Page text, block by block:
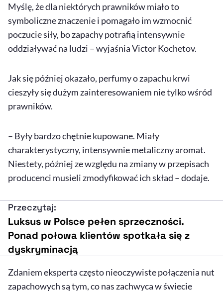
Myślę, że dla niektórych prawników miało to
symboliczne znaczenie i pomagało im wzmocnić
poczucie siły, bo zapachy potrafią intensywnie
oddziaływać na ludzi – wyjaśnia Victor Kochetov.
Jak się później okazało, perfumy o zapachu krwi
cieszyły się dużym zainteresowaniem nie tylko wśród
prawników.
– Były bardzo chętnie kupowane. Miały
charakterystyczny, intensywnie metaliczny aromat.
Niestety, później ze względu na zmiany w przepisach
producenci musieli zmodyfikować ich skład – dodaje.
Przeczytaj:
Luksus w Polsce pełen sprzeczności.
Ponad połowa klientów spotkała się z
dyskryminacją
Zdaniem eksperta często nieoczywiste połączenia nut
zapachowych są tym, co nas zachwyca w świecie